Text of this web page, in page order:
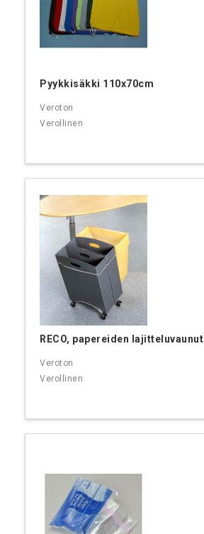
Pyykkisäkki 110x70cm
RECO, papereiden lajitteluvaunut